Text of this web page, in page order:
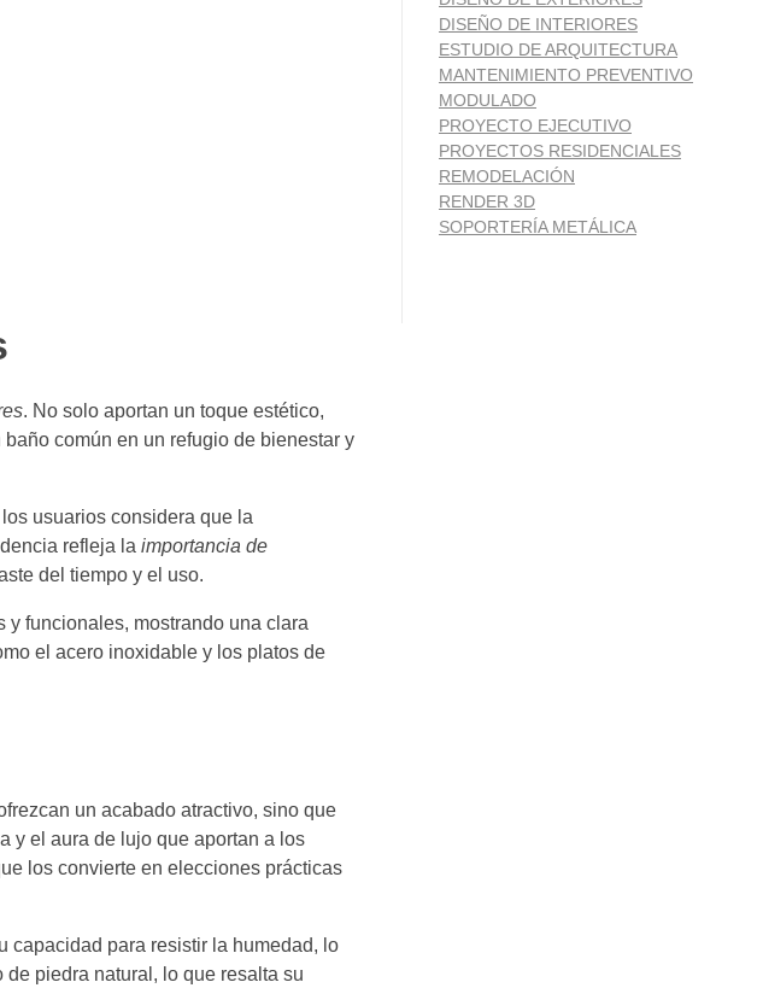
. No solo aportan un toque estético,
común en un refugio de bienestar y
usuarios considera que la
refleja la importancia de
del tiempo y el uso.
funcionales, mostrando una clara
el acero inoxidable y los platos de
un acabado atractivo, sino que
y el aura de lujo que aportan a los
los convierte en elecciones prácticas
capacidad para resistir la humedad, lo
piedra natural, lo que resalta su
DISEÑO DE INTERIORES
ESTUDIO DE ARQUITECTURA
MANTENIMIENTO PREVENTIVO
MODULADO
PROYECTO EJECUTIVO
PROYECTOS RESIDENCIALES
REMODELACIÓN
RENDER 3D
SOPORTERÍA METÁLICA